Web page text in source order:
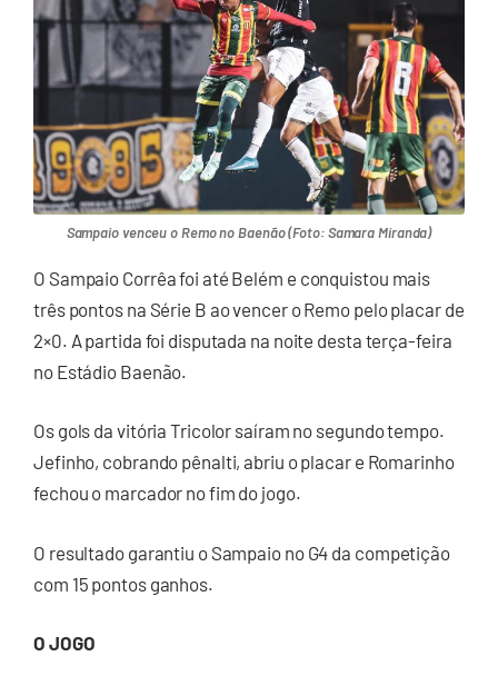
Sampaio venceu o Remo no Baenão (Foto: Samara Miranda)
O Sampaio Corrêa foi até Belém e conquistou mais
três pontos na Série B ao vencer o Remo pelo placar de
2×0. A partida foi disputada na noite desta terça-feira
no Estádio Baenão.
Os gols da vitória Tricolor saíram no segundo tempo.
Jefinho, cobrando pênalti, abriu o placar e Romarinho
fechou o marcador no fim do jogo.
O resultado garantiu o Sampaio no G4 da competição
com 15 pontos ganhos.
O JOGO